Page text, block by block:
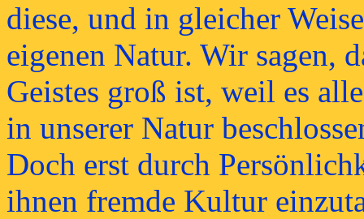
diese, und in gleicher
eigenen Natur. Wir sagen,
Geistes groß ist, weil es
in unserer Natur
Doch erst durch
ihnen fremde Kultur